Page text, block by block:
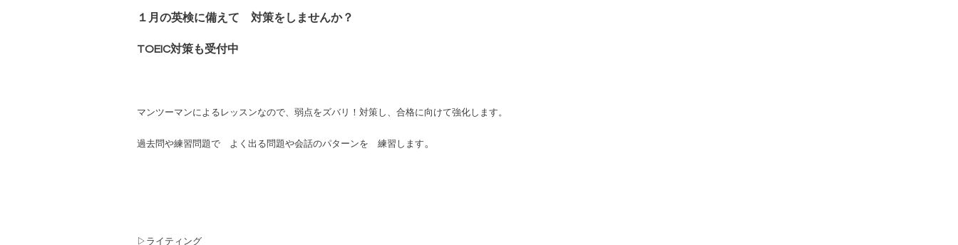
１月の英検に備えて 対策をしませんか？
TOEIC対策も受付中
マンツーマンによるレッスンなので、弱点をズバリ！対策し、合格に向けて強化します。
過去問や練習問題で よく出る問題や会話のパターンを 練習します 。
▷ライティング